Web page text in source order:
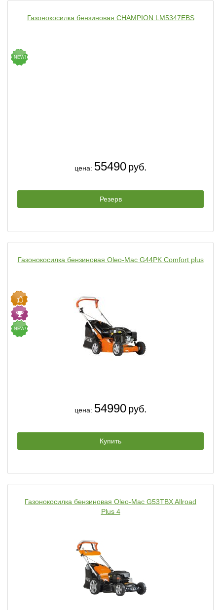
Газонокосилка бензиновая CHAMPION LM5347EBS
NEW!
цена: 55490 руб.
Резерв
Газонокосилка бензиновая Oleo-Mac G44PK Comfort plus
NEW!
цена: 54990 руб.
Купить
Газонокосилка бензиновая Oleo-Mac G53TBX Allroad
Plus 4